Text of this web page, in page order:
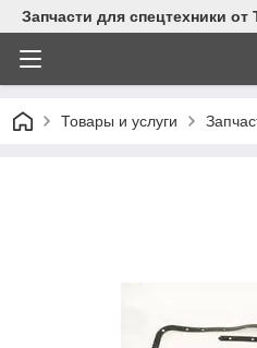
Запчасти для спецтехники
Товары и услуги